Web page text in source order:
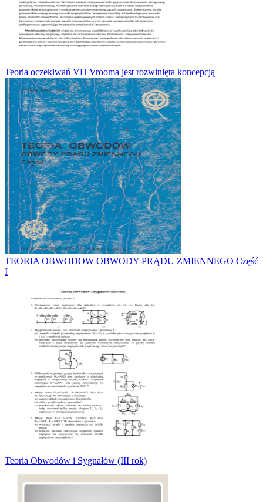
Teoria oczekiwań VH Vrooma jest rozwinięta koncepcją
TEORIA OBWODOW OBWODY PRĄDU ZMIENNEGO Część
I
Teoria Obwodów i Sygnałów (III rok)